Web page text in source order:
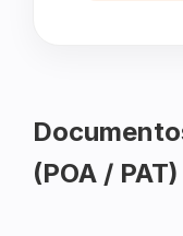
(POA / PAT)